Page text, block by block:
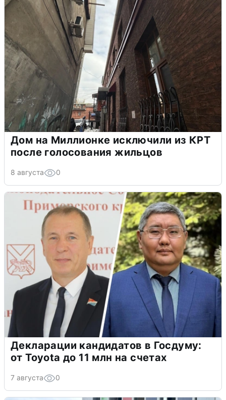
Дом на Миллионке исключили из КРТ
после голосования жильцов
8 августа 0
Декларации кандидатов в Госдуму:
от Toyota до 11 млн на счетах
7 августа 0